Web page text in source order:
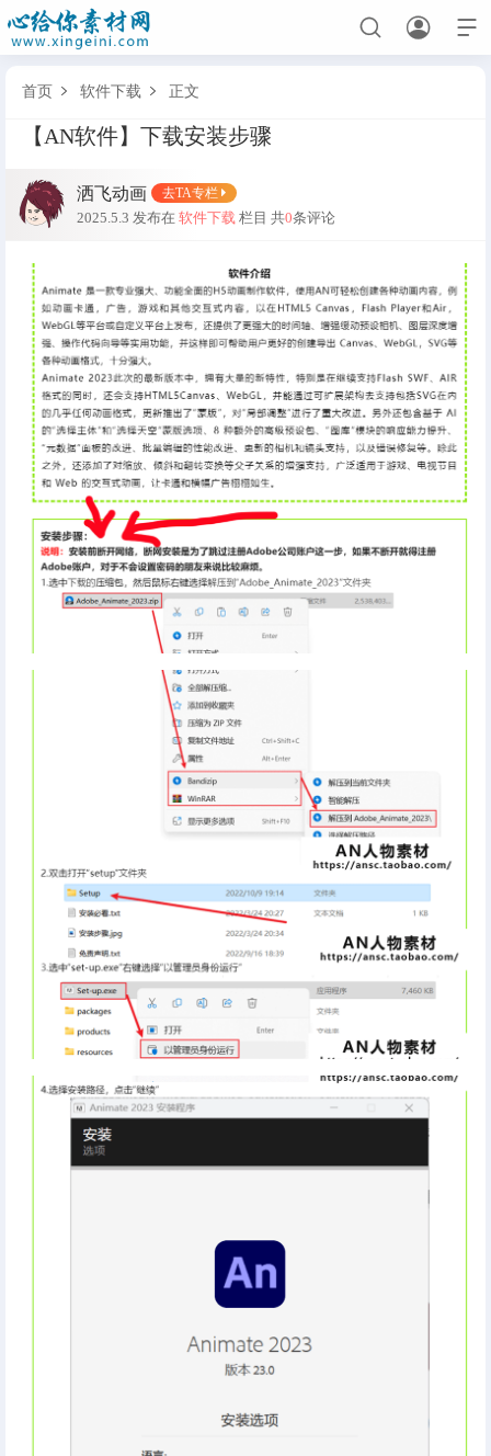



首页
全部分类
都市人物男
古代修仙人物
其他人物
古代场景
修仙场景
男表情
女表情
沙雕表情
动画教程
软件下载
首页  软件下载  正文
【AN软件】下载安装步骤
洒飞动画 去TA专栏
2025.5.3 发布在 软件下载 栏目 共0条评论